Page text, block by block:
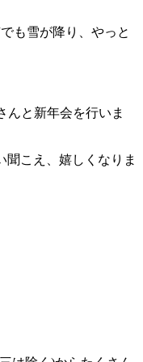
も雪が降り、やっと
んと新年会を行いま
聞こえ、嬉しくなりま